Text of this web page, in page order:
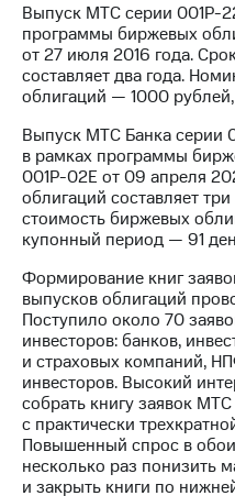
и акционерам
Корпоративное
управление
Корпоративный
секретарь
Раскрытие
информации
Информация
акционерам
Документы
ПАО
"МТС"
Собрания
акционеров
Личный
кабинет
акционера
Акционерный
капитал
Контроль
и
аудит
Выпуск МТС серии 001Р-
программы биржевых
от 27 июля 2016 года.
составляет два года.
облигаций — 1000
Выпуск МТС Банка серии
в рамках программы
001P-02E от 09 апреля
облигаций составляет
стоимость биржевых
купонный период — 91
Формирование книг
выпусков облигаций
Поступило около 70
инвесторов: банков,
и страховых компаний,
инвесторов. Высокий
собрать книгу заявок
с практически
Повышенный спрос в
несколько раз понизить
и закрыть книги по